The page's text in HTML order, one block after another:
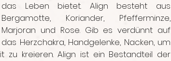
das Leben bietet. Align besteht aus
Bergamotte, Koriander, Pfefferminze,
Marjoran und Rose. Gib es verdünnt auf
das Herzchakra, Handgelenke, Nacken, um
zu kreieren. Align ist ein Bestandteil der